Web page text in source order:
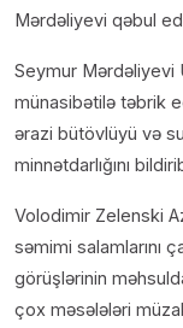
Mərdəliyevi qəbul
Seymur Mərdəliyevi
münasibətilə təbrik
ərazi bütövlüyü və
minnətdarlığını
Volodimir Zelenski
səmimi salamlarını
görüşlərinin
çox məsələləri